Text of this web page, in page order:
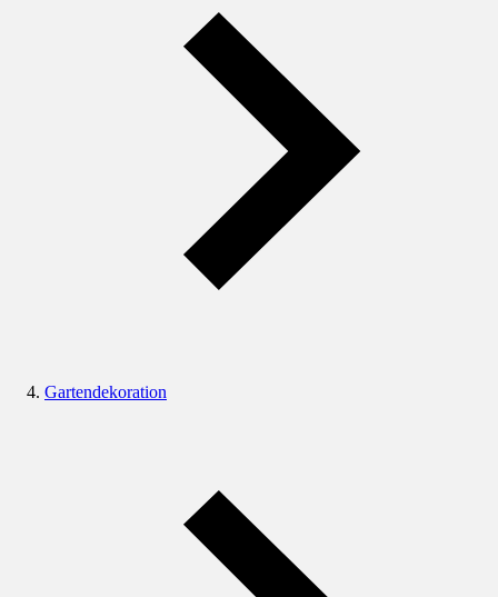
Gartendekoration